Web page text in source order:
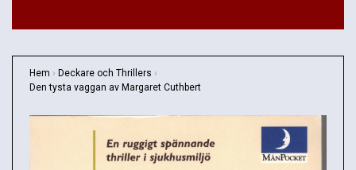
Hem › Deckare och Thrillers ›
Den tysta vaggan av Margaret Cuthbert